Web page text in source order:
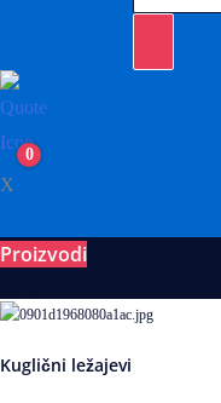
search
0
X
Proizvodi
Kuglični ležajevi